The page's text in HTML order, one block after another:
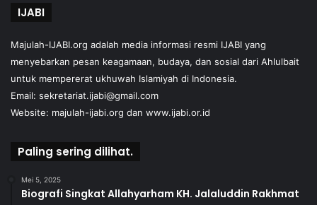
IJABI
Majulah-IJABI.org adalah media informasi resmi IJABI yang
menyebarkan pesan keagamaan, budaya, dan sosial dari Ahlulbait
untuk mempererat ukhuwah Islamiyah di Indonesia.
Email: sekretariat.ijabi@gmail.com
Website: majulah-ijabi.org dan www.ijabi.or.id
Paling sering dilihat.
Mei 5, 2025
Biografi Singkat Allahyarham KH. Jalaluddin Rakhmat